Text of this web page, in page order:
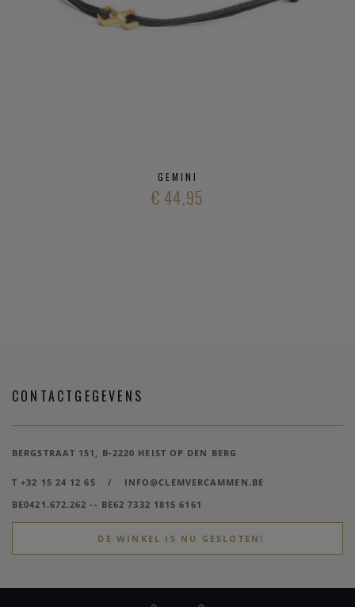
GEMINI
€ 44,95
CONTACTGEGEVENS
BERGSTRAAT 151, B-2220 HEIST OP DEN BERG
T +32 15 24 12 65 /
INFO@CLEMVERCAMMEN.BE
BE0421.672.262 -- BE62 7332 1815 6161
DE WINKEL IS NU GESLOTEN!